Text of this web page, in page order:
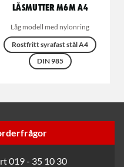
Låsmutter M6M A4
Låg modell med nylonring
Rostfritt syrafast stål A4
DIN 985
019 - 35 10 30